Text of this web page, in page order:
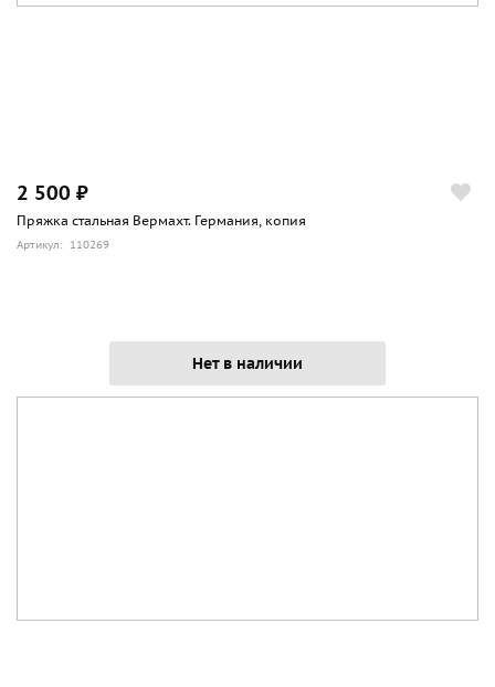
2 500 ₽
Пряжка стальная Вермахт. Германия, копия
Артикул: 110269
Нет в наличии